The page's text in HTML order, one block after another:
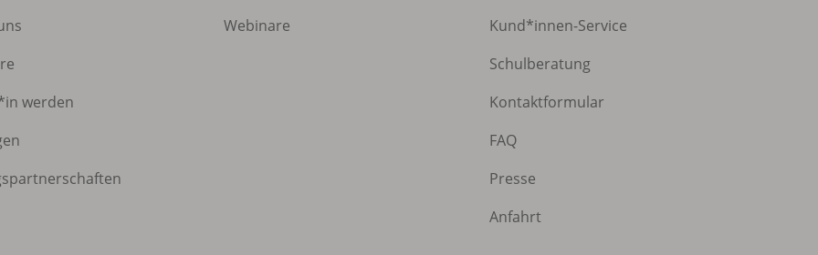
werden
Webinare
Kund*innen-Service
Schulberatung
Kontaktformular
FAQ
Presse
Anfahrt